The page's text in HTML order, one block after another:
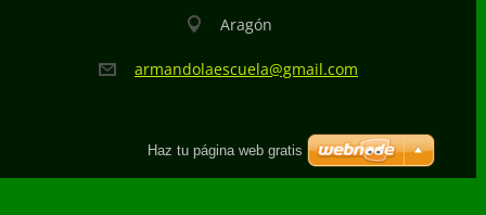
Aragón
armandolaescuela@gmail.com
Haz tu página web gratis